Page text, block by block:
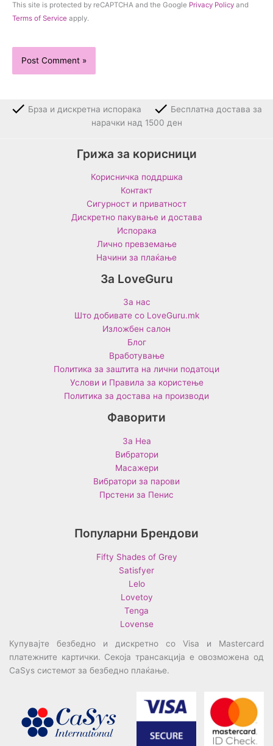
This site is protected by reCAPTCHA and the Google Privacy Policy and
Terms of Service apply.
Брза и дискретна испорака
Бесплатна достава за
нарачки над 1500 ден
Грижа за корисници
Корисничка поддршка
Контакт
Сигурност и приватност
Дискретно пакување и достава
Испорака
Лично превземање
Начини за плаќање
За LoveGuru
За нас
Што добивате со LoveGuru.mk
Изложбен салон
Блог
Вработување
Политика за заштита на лични податоци
Услови и Правила за користење
Политика за достава на производи
Фаворити
За Неа
Вибратори
Масажери
Вибратори за парови
Прстени за Пенис
Популарни Брендови
Fifty Shades of Grey
Satisfyer
Lelo
Lovetoy
Tenga
Lovense
Купувајте безбедно и дискретно со Visa и Mastercard
платежните картички. Секоја трансакција е овозможена од
CaSys системот за безбедно плаќање.